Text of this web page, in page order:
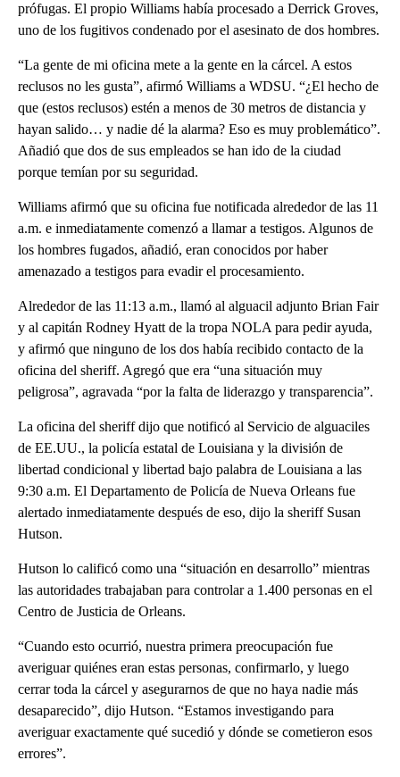
prófugas. El propio Williams había procesado a Derrick Groves,
uno de los fugitivos condenado por el asesinato de dos hombres.
“La gente de mi oficina mete a la gente en la cárcel. A estos
reclusos no les gusta”, afirmó Williams a WDSU. “¿El hecho de
que (estos reclusos) estén a menos de 30 metros de distancia y
hayan salido… y nadie dé la alarma? Eso es muy problemático”.
Añadió que dos de sus empleados se han ido de la ciudad
porque temían por su seguridad.
Williams afirmó que su oficina fue notificada alrededor de las 11
a.m. e inmediatamente comenzó a llamar a testigos. Algunos de
los hombres fugados, añadió, eran conocidos por haber
amenazado a testigos para evadir el procesamiento.
Alrededor de las 11:13 a.m., llamó al alguacil adjunto Brian Fair
y al capitán Rodney Hyatt de la tropa NOLA para pedir ayuda,
y afirmó que ninguno de los dos había recibido contacto de la
oficina del sheriff. Agregó que era “una situación muy
peligrosa”, agravada “por la falta de liderazgo y transparencia”.
La oficina del sheriff dijo que notificó al Servicio de alguaciles
de EE.UU., la policía estatal de Louisiana y la división de
libertad condicional y libertad bajo palabra de Louisiana a las
9:30 a.m. El Departamento de Policía de Nueva Orleans fue
alertado inmediatamente después de eso, dijo la sheriff Susan
Hutson.
Hutson lo calificó como una “situación en desarrollo” mientras
las autoridades trabajaban para controlar a 1.400 personas en el
Centro de Justicia de Orleans.
“Cuando esto ocurrió, nuestra primera preocupación fue
averiguar quiénes eran estas personas, confirmarlo, y luego
cerrar toda la cárcel y asegurarnos de que no haya nadie más
desaparecido”, dijo Hutson. “Estamos investigando para
averiguar exactamente qué sucedió y dónde se cometieron esos
errores”.